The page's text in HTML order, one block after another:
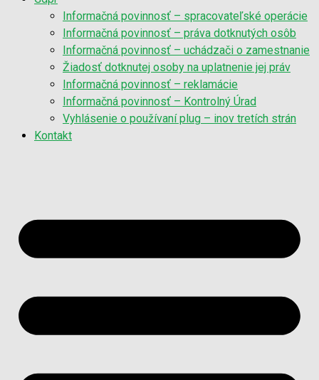
Informačná povinnosť – spracovateľské operácie
Informačná povinnosť – práva dotknutých osôb
Informačná povinnosť – uchádzači o zamestnanie
Žiadosť dotknutej osoby na uplatnenie jej práv
Informačná povinnosť – reklamácie
Informačná povinnosť – Kontrolný Úrad
Vyhlásenie o používaní plug – inov tretích strán
Kontakt